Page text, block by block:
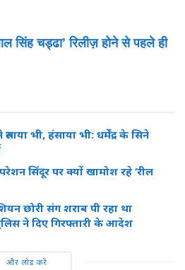
सिंह चड्ढा’ रिलीज़ होने से पहले ही
भी, हंसाया भी: धर्मेंद्र के सिने
सिंदूर पर क्यों खामोश रहे ‘रील
छोरी संग शराब पी रहा था
ने दिए गिरफ्तारी के आदेश
और लोड करें